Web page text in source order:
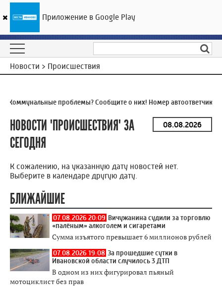
ГТРК «Ивтелерадио»
Новости > Происшествия
Коммунальные проблемы? Сообщите о них! Номер автоответчика:
НОВОСТИ "ПРОИСШЕСТВИЯ" ЗА
СЕГОДНЯ
К сожалению, на указанную дату новостей нет.
Выберите в календаре другую дату.
БЛИЖАЙШИЕ
07.08.2026 20:09 Вичужанина судили за торговлю
«палёным» алкоголем и сигаретами
Сумма изъятого превышает 6 миллионов рублей
07.08.2026 19:08 За прошедшие сутки в
Ивановской области случилось 3 ДТП
В одном из них фигурировал пьяный
мотоциклист без прав
Приложение в Google Play